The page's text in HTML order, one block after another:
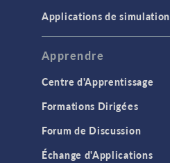
Applications de simulation
Apprendre
Centre d'Apprentissage
Formations Dirigées
Forum de Discussion
Échange d'Applications